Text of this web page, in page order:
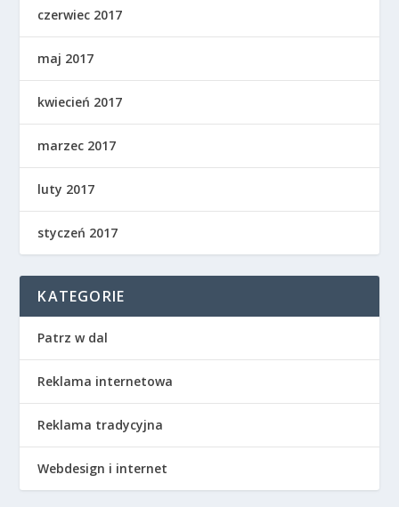
czerwiec 2017
maj 2017
kwiecień 2017
marzec 2017
luty 2017
styczeń 2017
KATEGORIE
Patrz w dal
Reklama internetowa
Reklama tradycyjna
Webdesign i internet